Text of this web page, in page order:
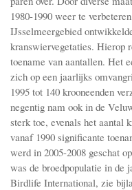
1980-1990 weer te
IJsselmeergebied
kranswiervegetaties. Hierop
toename van aantallen. Het
zich op een jaarlijks
1995 tot 140 krooneenden
negentig nam ook in de
sterk toe, evenals het aantal
vanaf 1990 significante
werd in 2005-2008 geschat
was de broedpopulatie in de
Birdlife International, zie